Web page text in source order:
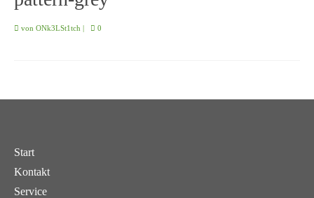
von ONk3LSt1tch | 0
Start
Kontakt
Service